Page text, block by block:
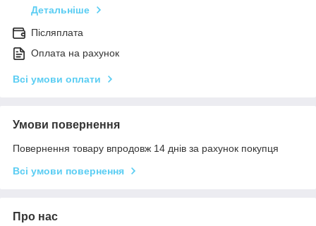
Детальніше
Післяплата
Оплата на рахунок
Всі умови оплати
Умови повернення
Повернення товару впродовж 14 днів за рахунок покупця
Всі умови повернення
Про нас